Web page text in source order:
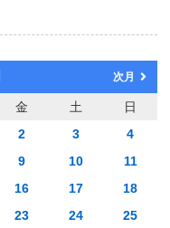
次月
金 土
日
2 3
4
9 10
11
16 17
18
23 24
25